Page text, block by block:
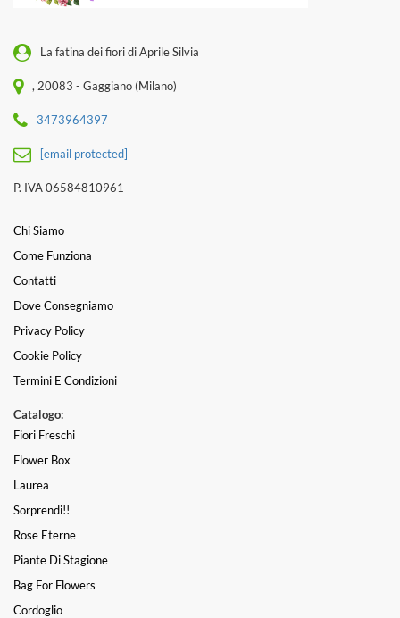
La fatina dei fiori di Aprile Silvia
, 20083 - Gaggiano (Milano)
3473964397
[email protected]
P. IVA 06584810961
Chi Siamo
Come Funziona
Contatti
Dove Consegniamo
Privacy Policy
Cookie Policy
Termini E Condizioni
Catalogo:
Fiori Freschi
Flower Box
Laurea
Sorprendi!!
Rose Eterne
Piante Di Stagione
Bag For Flowers
Cordoglio